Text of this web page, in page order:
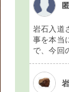
岩石入道
事を本当
で、今回